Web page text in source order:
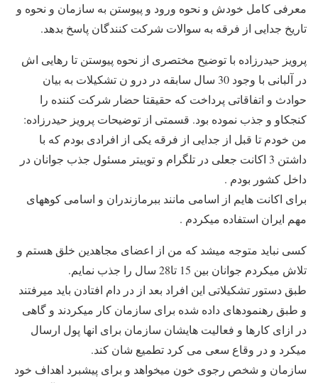
معرفی کامل خودش و نحوه ورود و پیوستن به سازمان و نحوه و
تاریخ جدایی از فرقه به سوالات شرکت کنندگان پاسخ بدهد.
پرویز حیدرزاده با توضیح مختصری از نحوه پیوستن تا رهایی اش
در آلبانی با وجود 30 سال سابقه در درو ن تشکیلات به بیان
حوادث و اتفاقاتی پرداخت که حقیقتا حضار شرکت کننده را
کنجکاو و جذب نموده بود. قسمتی از توضیحات پرویز حیدرزاده:
من خودم تا قبل از جدایی از فرقه یکی از افرادی بودم که با
داشتن 3 اکانت جعلی در تلگرام و توییتر مسئول جذب جوانان در
داخل کشور بودم .
برای اکانت هایم از اسامی مانند ببرمازندران و اسامی کوههای
مهم ایران استفاده میکردم .
کسی نباید متوجه میشد که من از اعضای مجاهدین خلق هستم و
تلاش میکردم جوانان بین 15 تا28 سال را جذب نمایم.
طبق دستور تشکیلاتی این افراد بعد از در دام افتادن باید میرفتند
و طبق رهنمودهای داده شده برای سازمان کار میکردند و گاهی
در ازای کارها و فعالیت هایشان سازمان برای انها پول ارسال
میکرد و در وقاع سعی می کرد تطمیع شان کند.
سازمان و شخص رجوی خون میخواهد و برای پیشبرد اهداف خود